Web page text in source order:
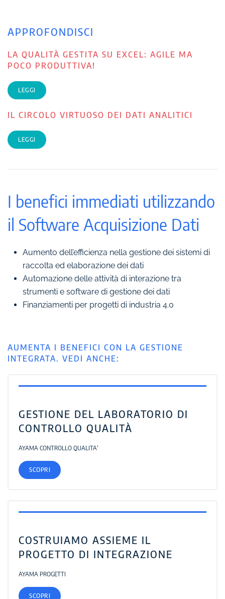
APPROFONDISCI
LA QUALITÀ GESTITA SU EXCEL: AGILE MA
POCO PRODUTTIVA!
LEGGI
IL CIRCOLO VIRTUOSO DEI DATI ANALITICI
LEGGI
I benefici immediati utilizzando
il Software Acquisizione Dati
Aumento dell’efficienza nella gestione dei sistemi di
raccolta ed elaborazione dei dati
Automazione delle attività di interazione tra
strumenti e software di gestione dei dati
Finanziamenti per progetti di industria 4.0
AUMENTA I BENEFICI CON LA GESTIONE
INTEGRATA. VEDI ANCHE:
GESTIONE DEL LABORATORIO DI
CONTROLLO QUALITÀ
AYAMA CONTROLLO QUALITA'
SCOPRI
COSTRUIAMO ASSIEME IL
PROGETTO DI INTEGRAZIONE
AYAMA PROGETTI
SCOPRI